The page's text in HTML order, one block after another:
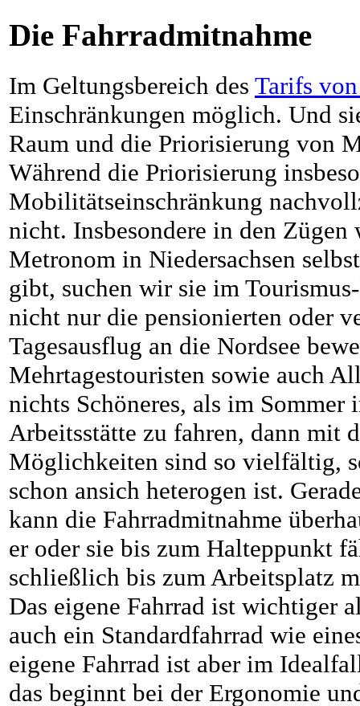
Die Fahrradmitnahme
Im Geltungsbereich des Tarifs
Einschränkungen möglich. Und
Raum und die Priorisierung von
Während die Priorisierung
Mobilitätseinschränkung
nicht. Insbesondere in den
Metronom in Niedersachsen
gibt, suchen wir sie im
nicht nur die pensionierten oder
Tagesausflug an die Nordsee
Mehrtagestouristen sowie auch
nichts Schöneres, als im
Arbeitsstätte zu fahren, dann mit
Möglichkeiten sind so vielfältig,
schon ansich heterogen ist.
kann die Fahrradmitnahme
er oder sie bis zum Halteppunkt
schließlich bis zum Arbeitsplatz
Das eigene Fahrrad ist wichtiger
auch ein Standardfahrrad wie
eigene Fahrrad ist aber im
das beginnt bei der Ergonomie